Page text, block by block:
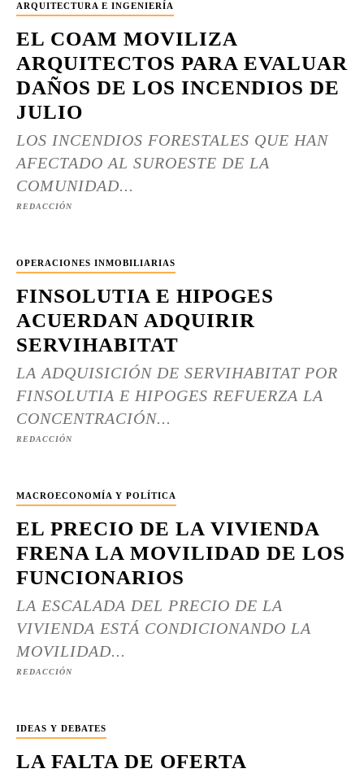
ARQUITECTURA E INGENIERÍA
EL COAM MOVILIZA
ARQUITECTOS PARA EVALUAR
DAÑOS DE LOS INCENDIOS DE
JULIO
LOS INCENDIOS FORESTALES QUE HAN
AFECTADO AL SUROESTE DE LA
COMUNIDAD...
REDACCIÓN
OPERACIONES INMOBILIARIAS
FINSOLUTIA E HIPOGES
ACUERDAN ADQUIRIR
SERVIHABITAT
LA ADQUISICIÓN DE SERVIHABITAT POR
FINSOLUTIA E HIPOGES REFUERZA LA
CONCENTRACIÓN...
REDACCIÓN
MACROECONOMÍA Y POLÍTICA
EL PRECIO DE LA VIVIENDA
FRENA LA MOVILIDAD DE LOS
FUNCIONARIOS
LA ESCALADA DEL PRECIO DE LA
VIVIENDA ESTÁ CONDICIONANDO LA
MOVILIDAD...
REDACCIÓN
IDEAS Y DEBATES
LA FALTA DE OFERTA